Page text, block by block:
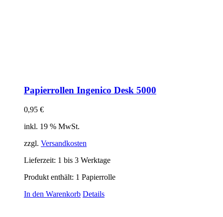
Papierrollen Ingenico Desk 5000
0,95 €
inkl. 19 % MwSt.
zzgl. Versandkosten
Lieferzeit: 1 bis 3 Werktage
Produkt enthält: 1 Papierrolle
In den Warenkorb Details